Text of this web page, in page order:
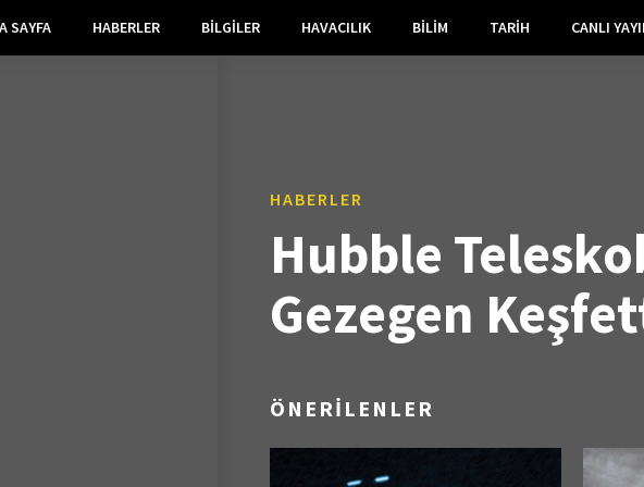
SAYFA HABERLER BILGILER HAVACILIK BILIM TARIH CANLI
HABERLER
Hubble
Gezegen
ÖNERİLENLER